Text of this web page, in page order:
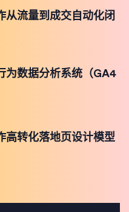
从流量到成交自动化闭
为数据分析系统（GA4
高转化落地页设计模型